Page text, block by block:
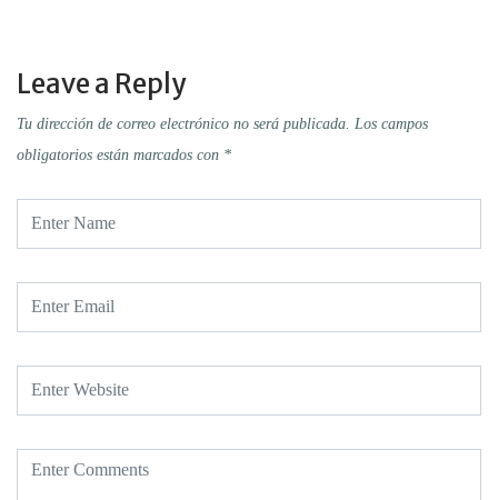
Leave a Reply
Tu dirección de correo electrónico no será publicada. Los campos
obligatorios están marcados con *